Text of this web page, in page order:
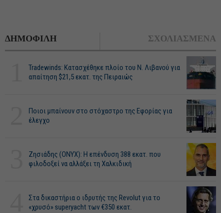
ΔΗΜΟΦΙΛΗ ΣΧΟΛΙΑΣΜΕΝΑ
Tradewinds: Κατασχέθηκε πλοίο του Ν. Λιβανού για
απαίτηση $21,5 εκατ. της Πειραιώς
Ποιοι μπαίνουν στο στόχαστρο της Εφορίας για
έλεγχο
Ζησιάδης (ONYX): Η επένδυση 388 εκατ. που
φιλοδοξεί να αλλάξει τη Χαλκιδική
Στα δικαστήρια ο ιδρυτής της Revolut για το
«χρυσό» superyacht των €350 εκατ.